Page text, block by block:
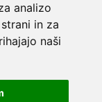
analizo
in za
naši
bež